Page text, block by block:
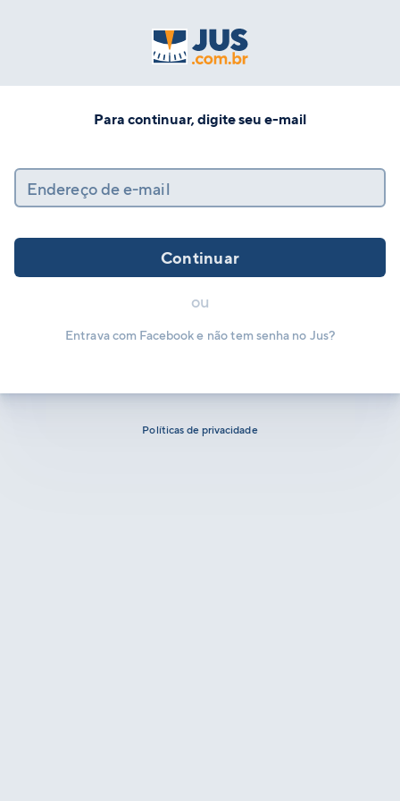
Para continuar, digite seu e-mail
Endereço de e-mail
Continuar
ou
Entrava com Facebook e não tem senha no Jus?
Políticas de privacidade